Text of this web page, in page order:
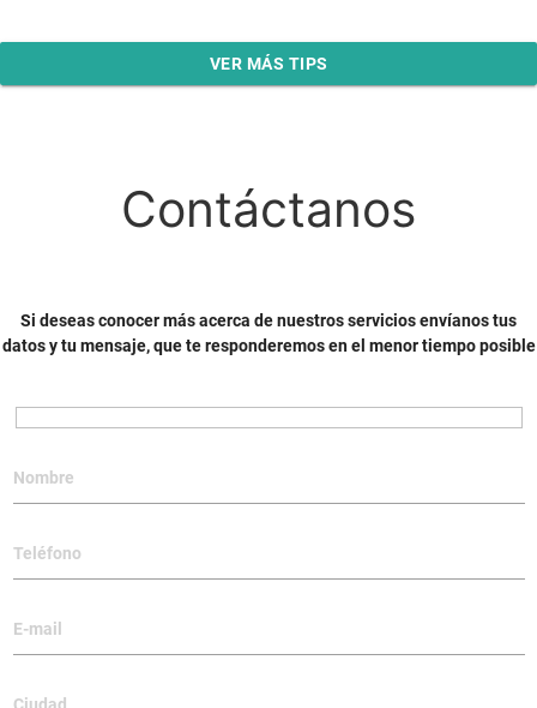
VER MÁS TIPS
Contáctanos
Si deseas conocer más acerca de nuestros servicios envíanos tus
datos y tu mensaje, que te responderemos en el menor tiempo posible